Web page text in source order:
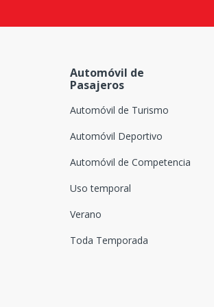
Firenza
Forceland
Fortune
Fronway
Fullrun
Fullway
Fuzion
Gallant
Automóvil de
Pasajeros
Automóvil de Turismo
Automóvil Deportivo
Automóvil de Competencia
Uso temporal
Verano
Toda Temporada